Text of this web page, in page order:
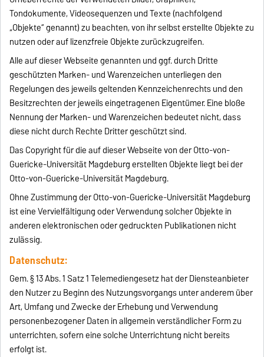
Tondokumente, Videosequenzen und Texte (nachfolgend
„Objekte“ genannt) zu beachten, von ihr selbst erstellte Objekte zu
nutzen oder auf lizenzfreie Objekte zurückzugreifen.
Alle auf dieser Webseite genannten und ggf. durch Dritte
geschützten Marken- und Warenzeichen unterliegen den
Regelungen des jeweils geltenden Kennzeichenrechts und den
Besitzrechten der jeweils eingetragenen Eigentümer. Eine bloße
Nennung der Marken- und Warenzeichen bedeutet nicht, dass
diese nicht durch Rechte Dritter geschützt sind.
Das Copyright für die auf dieser Webseite von der Otto-von-
Guericke-Universität Magdeburg erstellten Objekte liegt bei der
Otto-von-Guericke-Universität Magdeburg.
Ohne Zustimmung der Otto-von-Guericke-Universität Magdeburg
ist eine Vervielfältigung oder Verwendung solcher Objekte in
anderen elektronischen oder gedruckten Publikationen nicht
zulässig.
Datenschutz:
Gem. § 13 Abs. 1 Satz 1 Telemediengesetz hat der Diensteanbieter
den Nutzer zu Beginn des Nutzungsvorgangs unter anderem über
Art, Umfang und Zwecke der Erhebung und Verwendung
personenbezogener Daten in allgemein verständlicher Form zu
unterrichten, sofern eine solche Unterrichtung nicht bereits
erfolgt ist.